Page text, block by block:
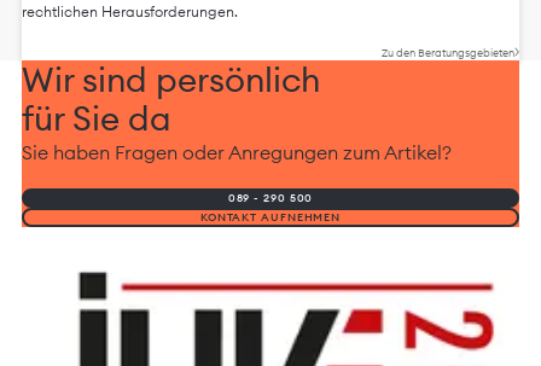
rechtlichen Herausforderungen.
Zu den Beratungsgebieten
Wir sind persönlich
für Sie da
Sie haben Fragen oder Anregungen zum Artikel?
089 - 290 500
KONTAKT AUFNEHMEN